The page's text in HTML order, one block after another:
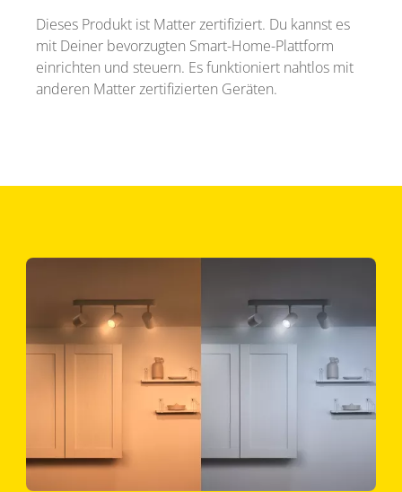
Dieses Produkt ist Matter zertifiziert. Du kannst es
mit Deiner bevorzugten Smart-Home-Plattform
einrichten und steuern. Es funktioniert nahtlos mit
anderen Matter zertifizierten Geräten.